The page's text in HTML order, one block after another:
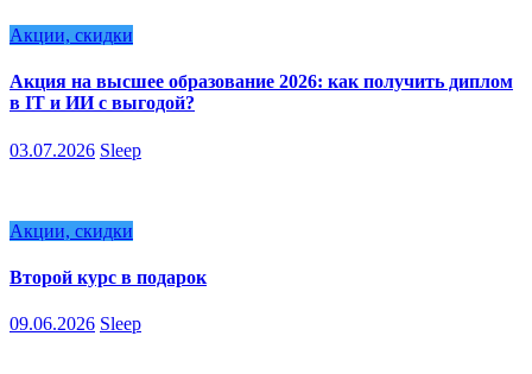
Акции, скидки
Акция на высшее образование 2026: как получить диплом
в IT и ИИ с выгодой?
03.07.2026 Sleep
Акции, скидки
Второй курс в подарок
09.06.2026 Sleep